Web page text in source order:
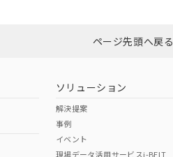
ダウンロードはこちら
（日本
（アメリカ
ページ先頭へ戻る
ソリューション
解決提案
事例
イベント
現場データ活用サービスi-BELT